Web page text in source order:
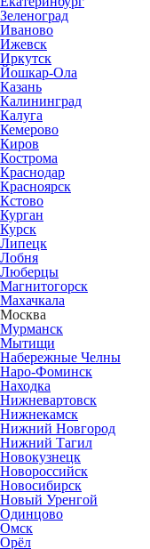
Зеленоград
Иваново
Ижевск
Иркутск
Йошкар-Ола
Казань
Калининград
Калуга
Кемерово
Киров
Кострома
Краснодар
Красноярск
Кстово
Курган
Курск
Липецк
Лобня
Люберцы
Магнитогорск
Махачкала
Москва
Мурманск
Мытищи
Набережные Челны
Наро-Фоминск
Находка
Нижневартовск
Нижнекамск
Нижний Новгород
Нижний Тагил
Новокузнецк
Новороссийск
Новосибирск
Новый Уренгой
Одинцово
Омск
Орёл